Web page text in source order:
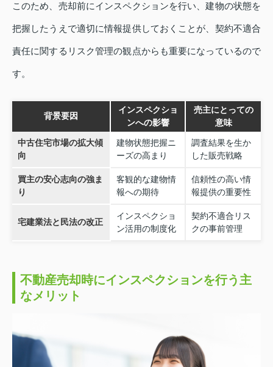
このため、売却前にインスペクションを行い、建物の状態を
把握したうえで適切に情報提供しておくことが、契約不適合
責任に関するリスク管理の観点からも重要になっているので
す。
背景要因
インスペクショ
ンへの影響
売主にとっての
意味
中古住宅市場の拡大傾
向
建物状態把握ニ
ーズの高まり
調査結果を生か
した販売戦略
買主の安心志向の強ま
り
客観的な建物情
報への期待
信頼性の高い情
報提供の重要性
宅建業法と民法の改正
インスペクショ
ン活用の制度化
契約不適合リス
クの事前管理
不動産売却時にインスペクションを行う主
なメリット